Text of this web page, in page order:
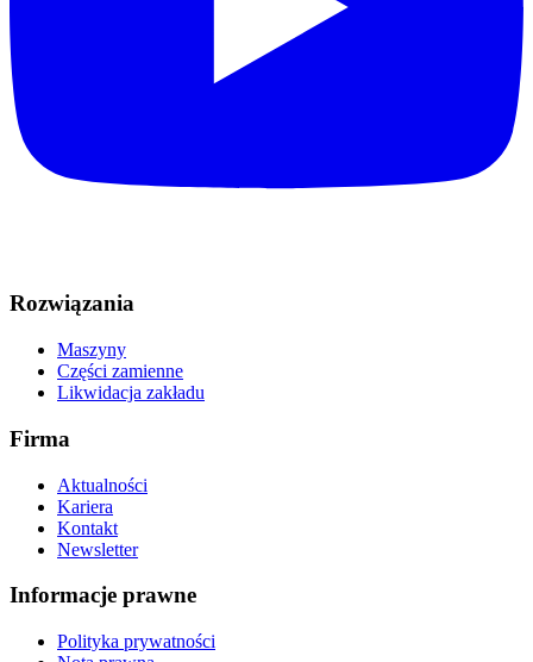
Rozwiązania
Maszyny
Części zamienne
Likwidacja zakładu
Firma
Aktualności
Kariera
Kontakt
Newsletter
Informacje prawne
Polityka prywatności